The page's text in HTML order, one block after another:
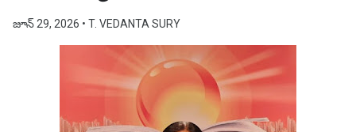
జూన్ 29, 2026 • T. VEDANTA SURY